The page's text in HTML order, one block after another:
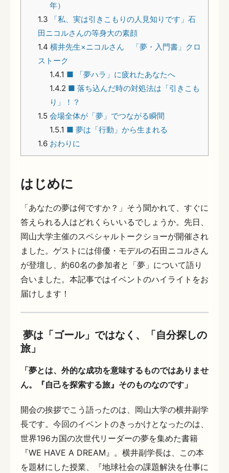
年）
1.3 「私、実は引きこもりの人見知りです」石
田ニコルさんの等身大の素顔
1.4 横井先生×ニコルさん 「夢・入門書」クロ
ストーク
1.4.1 ■ 「夢ハラ」に疲れたあなたへ
1.4.2 ■ 落ち込んだ時の対処法は「引きこも
り」！？
1.5会場全体が「夢」でつながる瞬間
1.5.1 ■ 夢は「行動」から生まれる
1.6おわりに
はじめに
「あなたの夢は何ですか？」そう聞かれて、すぐに
答えられる人はどれくらいいるでしょうか。先日、
岡山大学主催のスペシャルトークショーが開催され
ました。ゲストには俳優・モデルの石田ニコルさん
が登壇し、約60名の参加者と「夢」について語り
合いました。本記事ではイベントのハイライトをお
届けします！
夢は「ゴール」ではなく、「自分探しの
旅」
「夢とは、外的な成功を意味するものではありませ
ん。『自己を探索する旅』そのものなのです」
開会の挨拶でこう語ったのは、岡山大学の横井副学
長です。今回のイベントのきっかけとなったのは、
世界196カ国の次世代リーダーの夢を集めた書籍
『WE HAVE A DREAM』。横井副学長は、この本
を題材にした授業、『地球社会の課題解決を仕事に